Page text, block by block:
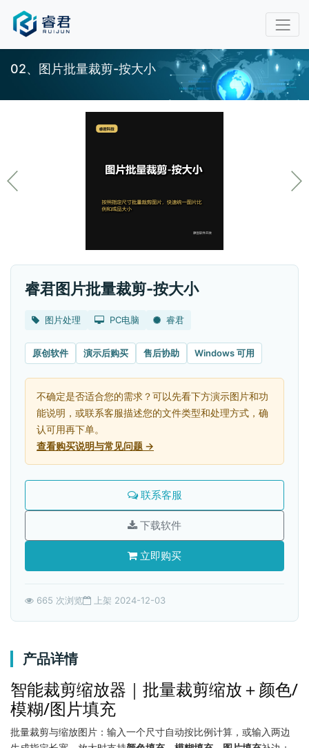
02、图片批量裁剪-按大小
睿君图片批量裁剪-按大小
图片处理 PC电脑 睿君
原创软件 演示后购买 售后协助 Windows 可用
不确定是否适合您的需求？可以先看下方演示图片和功
能说明，或联系客服描述您的文件类型和处理方式，确
认可用再下单。
查看购买说明与常见问题 →
联系客服
下载软件
立即购买
665 次浏览 上架 2024-12-03
产品详情
智能裁剪缩放器｜批量裁剪缩放＋颜色/
模糊/图片填充
批量裁剪与缩放图片：输入一个尺寸自动按比例计算，或输入两边